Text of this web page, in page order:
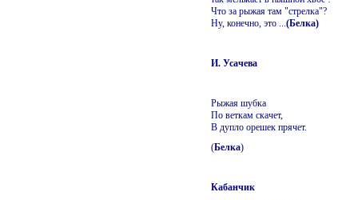
Что за рыжая там "стрелка"?
Ну, конечно, это ... (Белка)
И. Усачева
Рыжая шубка
По веткам скачет,
В дупло орешек прячет.
(Белка)
Кабанчик